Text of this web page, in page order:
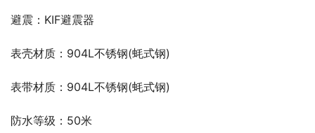
避震：KIF避震器
表壳材质：904L不锈钢(蚝式钢)
表带材质：904L不锈钢(蚝式钢)
防水等级：50米